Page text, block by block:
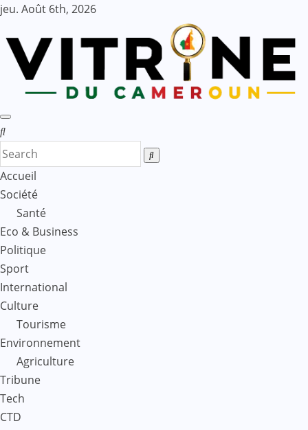
Skip
content
jeu. Août 6th, 2026
Accueil
Société
Santé
Eco & Business
Politique
Sport
International
Culture
Tourisme
Environnement
Agriculture
Tribune
Tech
CTD